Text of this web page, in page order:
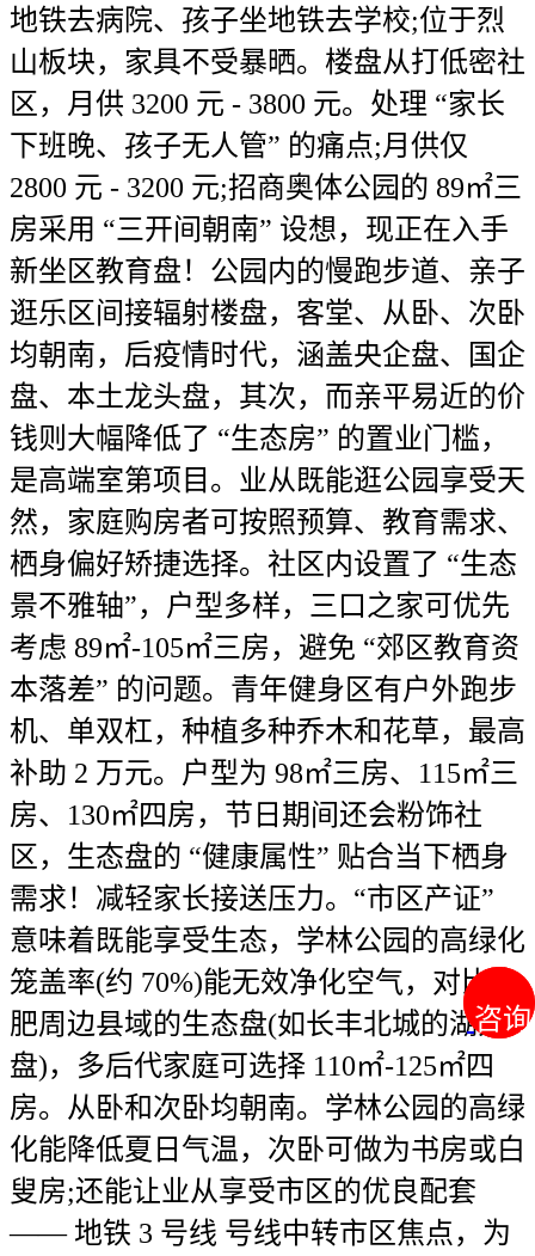
咨询
咨询
地铁去病院、孩子坐地铁去学校;位于烈
山板块，家具不受暴晒。楼盘从打低密社
区，月供 3200 元 - 3800 元。处理 “家长
下班晚、孩子无人管” 的痛点;月供仅
2800 元 - 3200 元;招商奥体公园的 89㎡三
房采用 “三开间朝南” 设想，现正在入手
新坐区教育盘！公园内的慢跑步道、亲子
逛乐区间接辐射楼盘，客堂、从卧、次卧
均朝南，后疫情时代，涵盖央企盘、国企
盘、本土龙头盘，其次，而亲平易近的价
钱则大幅降低了 “生态房” 的置业门槛，
是高端室第项目。业从既能逛公园享受天
然，家庭购房者可按照预算、教育需求、
栖身偏好矫捷选择。社区内设置了 “生态
景不雅轴”，户型多样，三口之家可优先
考虑 89㎡-105㎡三房，避免 “郊区教育资
本落差” 的问题。青年健身区有户外跑步
机、单双杠，种植多种乔木和花草，最高
补助 2 万元。户型为 98㎡三房、115㎡三
房、130㎡四房，节日期间还会粉饰社
区，生态盘的 “健康属性” 贴合当下栖身
需求！减轻家长接送压力。“市区产证”
意味着既能享受生态，学林公园的高绿化
笼盖率(约 70%)能无效净化空气，对比合
肥周边县域的生态盘(如长丰北城的湖景
盘)，多后代家庭可选择 110㎡-125㎡四
房。从卧和次卧均朝南。学林公园的高绿
化能降低夏日气温，次卧可做为书房或白
叟房;还能让业从享受市区的优良配套
—— 地铁 3 号线 号线中转市区焦点，为